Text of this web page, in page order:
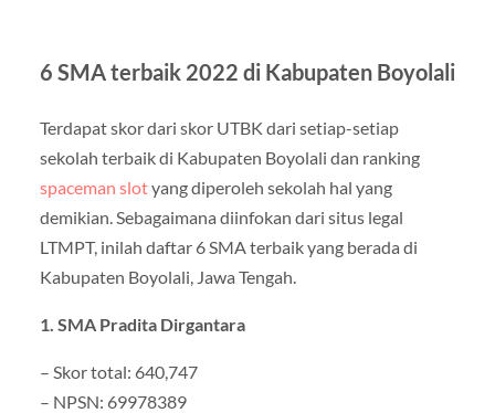
6 SMA terbaik 2022 di Kabupaten Boyolali
Terdapat skor dari skor UTBK dari setiap-setiap
sekolah terbaik di Kabupaten Boyolali dan ranking
spaceman slotyang diperoleh sekolah hal yang
demikian. Sebagaimana diinfokan dari situs legal
LTMPT, inilah daftar 6 SMA terbaik yang berada di
Kabupaten Boyolali, Jawa Tengah.
1. SMA Pradita Dirgantara
– Skor total: 640,747
– NPSN: 69978389